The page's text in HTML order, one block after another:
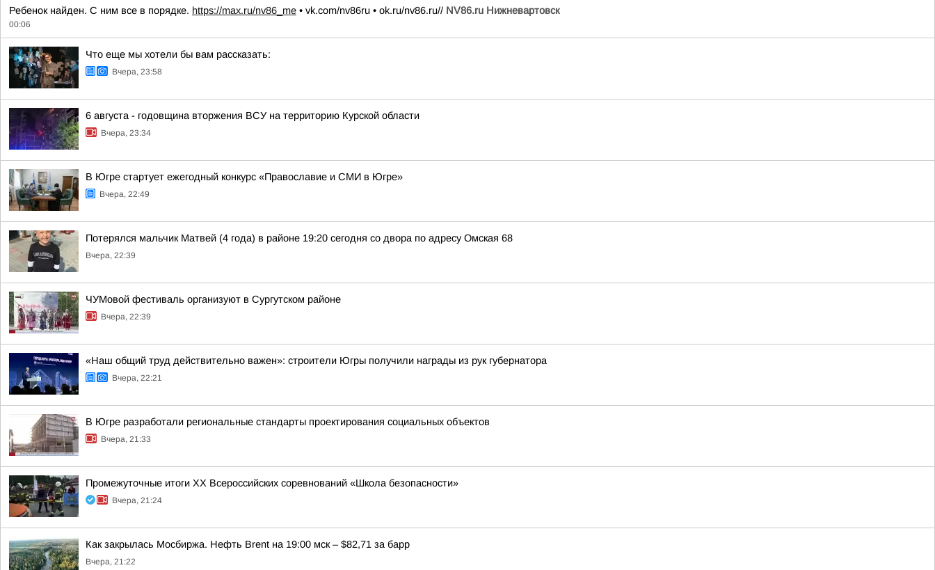
Ребенок найден. С ним все в порядке. https://max.ru/nv86_me • vk.com/nv86ru • ok.ru/nv86.ru// NV86.ru Нижневартовск
00:06
Что еще мы хотели бы вам рассказать:
Вчера, 23:58
6 августа - годовщина вторжения ВСУ на территорию Курской области
Вчера, 23:34
В Югре стартует ежегодный конкурс «Православие и СМИ в Югре»
Вчера, 22:49
Потерялся мальчик Матвей (4 года) в районе 19:20 сегодня со двора по адресу Омская 68
Вчера, 22:39
ЧУМовой фестиваль организуют в Сургутском районе
Вчера, 22:39
«Наш общий труд действительно важен»: строители Югры получили награды из рук губернатора
Вчера, 22:21
В Югре разработали региональные стандарты проектирования социальных объектов
Вчера, 21:33
Промежуточные итоги XX Всероссийских соревнований «Школа безопасности»
Вчера, 21:24
Как закрылась Мосбиржа. Нефть Brent на 19:00 мск – $82,71 за барр
Вчера, 21:22